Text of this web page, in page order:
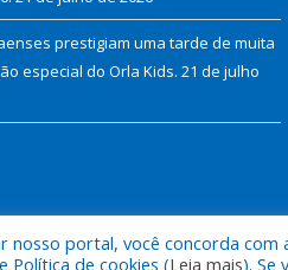
prestigiam uma tarde de muita
especial do Orla Kids. 21 de julho
nosso portal, você concorda com
Política de cookies (Leia mais). Se